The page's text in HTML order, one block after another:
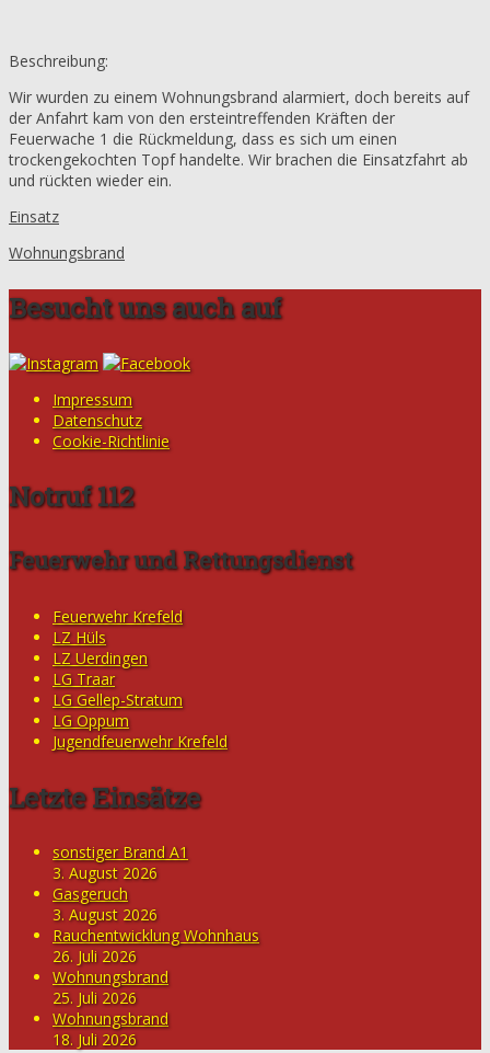
Beschreibung:
Wir wurden zu einem Wohnungsbrand alarmiert, doch bereits auf
der Anfahrt kam von den ersteintreffenden Kräften der
Feuerwache 1 die Rückmeldung, dass es sich um einen
trockengekochten Topf handelte. Wir brachen die Einsatzfahrt ab
und rückten wieder ein.
Einsatz
Wohnungsbrand
Besucht uns auch auf
Impressum
Datenschutz
Cookie-Richtlinie
Notruf 112
Feuerwehr und Rettungsdienst
Feuerwehr Krefeld
LZ Hüls
LZ Uerdingen
LG Traar
LG Gellep-Stratum
LG Oppum
Jugendfeuerwehr Krefeld
Letzte Einsätze
sonstiger Brand A1
3. August 2026
Gasgeruch
3. August 2026
Rauchentwicklung Wohnhaus
26. Juli 2026
Wohnungsbrand
25. Juli 2026
Wohnungsbrand
18. Juli 2026